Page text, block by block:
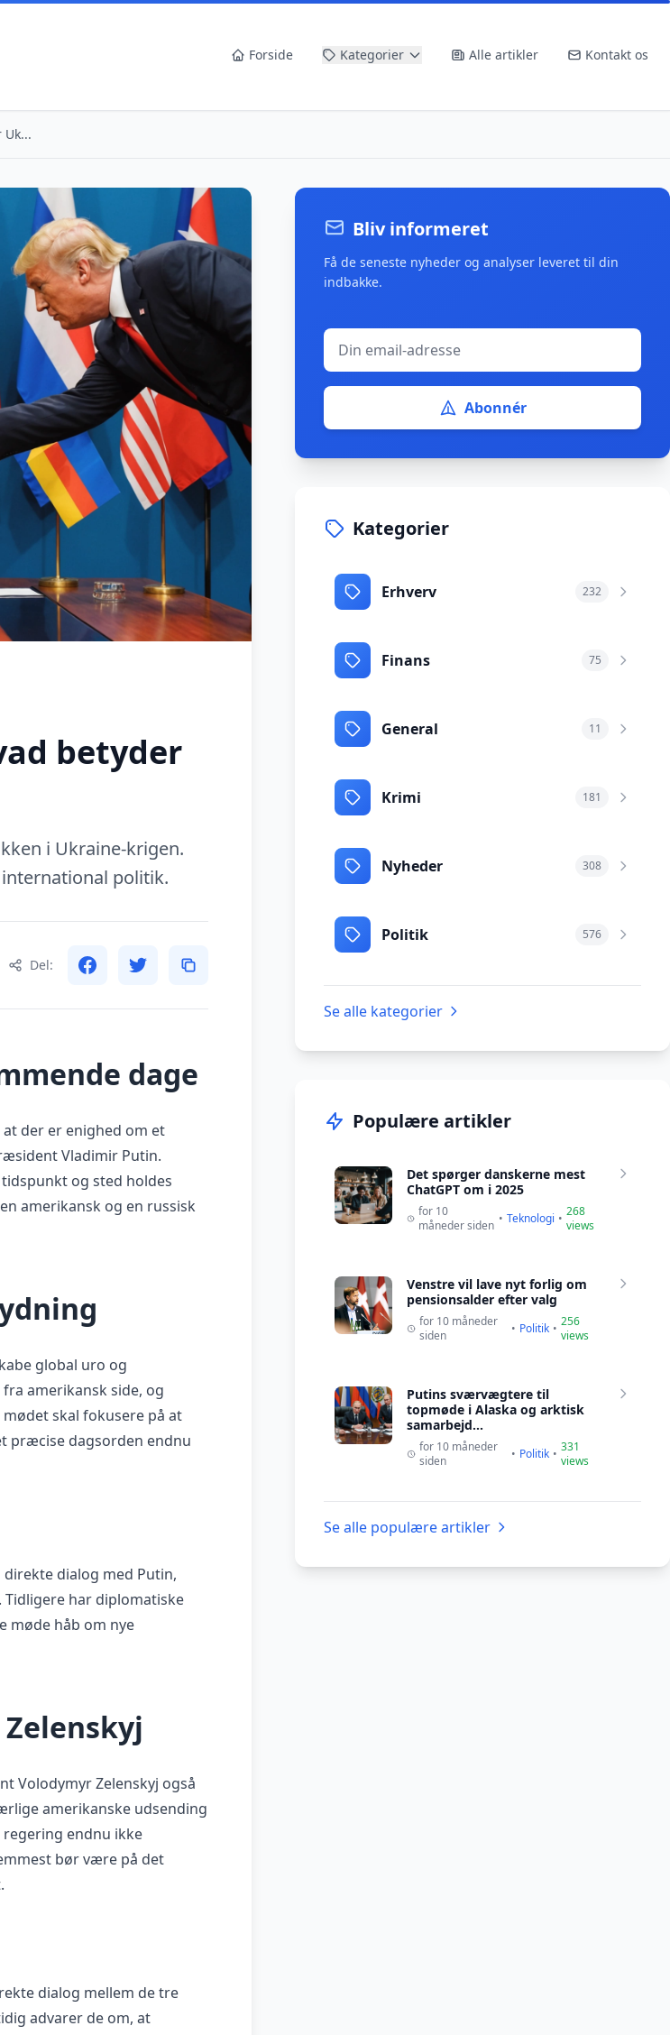
Forside Kategorier Alle artikler Kontakt os
betyder
i Ukraine-krigen.
politik.
Del:
dage
der er enighed om et
Vladimir Putin.
og sted holdes
amerikansk og en russisk
global uro og
amerikansk side, og
skal fokusere på at
præcise dagsorden endnu
dialog med Putin,
har diplomatiske
håb om nye
Volodymyr Zelenskyj også
amerikanske udsending
regering endnu ikke
bør være på det
dialog mellem de tre
advarer de om, at
Bliv informeret
Få de seneste nyheder og analyser leveret til din
indbakke.
Abonnér
Kategorier
Erhverv 232
Finans 75
General 11
Krimi 181
Nyheder 308
Politik 576
Se alle kategorier
Populære artikler
Det spørger danskerne mest
ChatGPT om i 2025
for 10
måneder siden • Teknologi • 268
views
Venstre vil lave nyt forlig om
pensionsalder efter valg
for 10 måneder
siden
• Politik • 256
views
Putins sværvægtere til
topmøde i Alaska og arktisk
samarbejd...
for 10 måneder
siden
• Politik • 331
views
Se alle populære artikler